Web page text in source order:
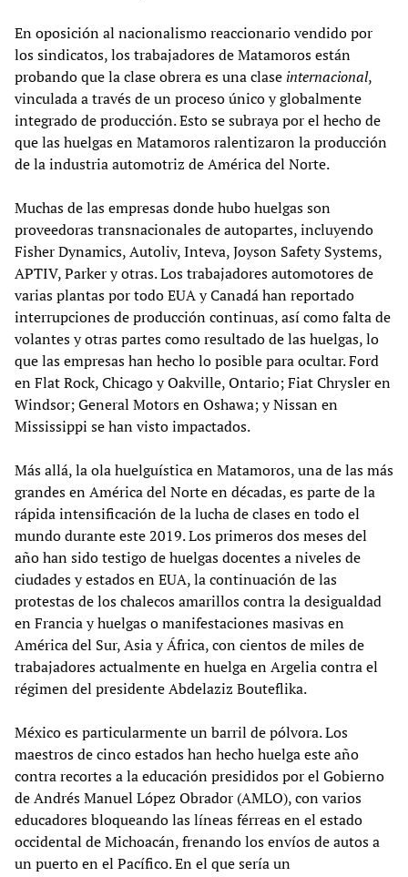
En oposición al nacionalismo reaccionario vendido por
los sindicatos, los trabajadores de Matamoros están
probando que la clase obrera es una clase internacional,
vinculada a través de un proceso único y globalmente
integrado de producción. Esto se subraya por el hecho de
que las huelgas en Matamoros ralentizaron la producción
de la industria automotriz de América del Norte.
Muchas de las empresas donde hubo huelgas son
proveedoras transnacionales de autopartes, incluyendo
Fisher Dynamics, Autoliv, Inteva, Joyson Safety Systems,
APTIV, Parker y otras. Los trabajadores automotores de
varias plantas por todo EUA y Canadá han reportado
interrupciones de producción continuas, así como falta de
volantes y otras partes como resultado de las huelgas, lo
que las empresas han hecho lo posible para ocultar. Ford
en Flat Rock, Chicago y Oakville, Ontario; Fiat Chrysler en
Windsor; General Motors en Oshawa; y Nissan en
Mississippi se han visto impactados.
Más allá, la ola huelguística en Matamoros, una de las más
grandes en América del Norte en décadas, es parte de la
rápida intensificación de la lucha de clases en todo el
mundo durante este 2019. Los primeros dos meses del
año han sido testigo de huelgas docentes a niveles de
ciudades y estados en EUA, la continuación de las
protestas de los chalecos amarillos contra la desigualdad
en Francia y huelgas o manifestaciones masivas en
América del Sur, Asia y África, con cientos de miles de
trabajadores actualmente en huelga en Argelia contra el
régimen del presidente Abdelaziz Bouteflika.
México es particularmente un barril de pólvora. Los
maestros de cinco estados han hecho huelga este año
contra recortes a la educación presididos por el Gobierno
de Andrés Manuel López Obrador (AMLO), con varios
educadores bloqueando las líneas férreas en el estado
occidental de Michoacán, frenando los envíos de autos a
un puerto en el Pacífico. En el que sería un